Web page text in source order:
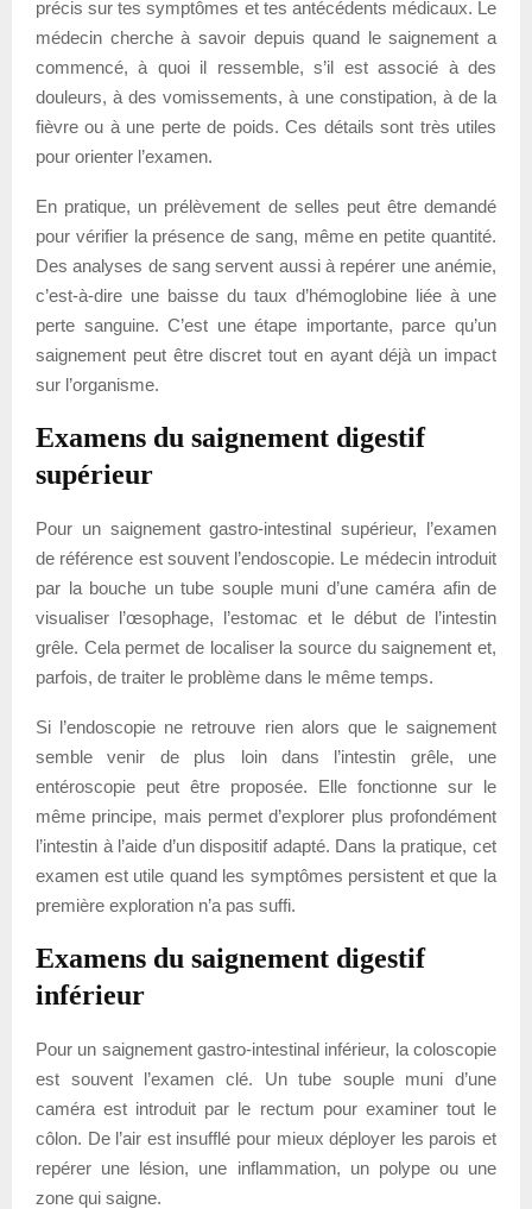
précis sur tes symptômes et tes antécédents médicaux. Le
médecin cherche à savoir depuis quand le saignement a
commencé, à quoi il ressemble, s’il est associé à des
douleurs, à des vomissements, à une constipation, à de la
fièvre ou à une perte de poids. Ces détails sont très utiles
pour orienter l’examen.
En pratique, un prélèvement de selles peut être demandé
pour vérifier la présence de sang, même en petite quantité.
Des analyses de sang servent aussi à repérer une anémie,
c’est-à-dire une baisse du taux d’hémoglobine liée à une
perte sanguine. C’est une étape importante, parce qu’un
saignement peut être discret tout en ayant déjà un impact
sur l’organisme.
Examens du saignement digestif
supérieur
Pour un saignement gastro-intestinal supérieur, l’examen
de référence est souvent l’endoscopie. Le médecin introduit
par la bouche un tube souple muni d’une caméra afin de
visualiser l’œsophage, l’estomac et le début de l’intestin
grêle. Cela permet de localiser la source du saignement et,
parfois, de traiter le problème dans le même temps.
Si l’endoscopie ne retrouve rien alors que le saignement
semble venir de plus loin dans l’intestin grêle, une
entéroscopie peut être proposée. Elle fonctionne sur le
même principe, mais permet d’explorer plus profondément
l’intestin à l’aide d’un dispositif adapté. Dans la pratique, cet
examen est utile quand les symptômes persistent et que la
première exploration n’a pas suffi.
Examens du saignement digestif
inférieur
Pour un saignement gastro-intestinal inférieur, la coloscopie
est souvent l’examen clé. Un tube souple muni d’une
caméra est introduit par le rectum pour examiner tout le
côlon. De l’air est insufflé pour mieux déployer les parois et
repérer une lésion, une inflammation, un polype ou une
zone qui saigne.